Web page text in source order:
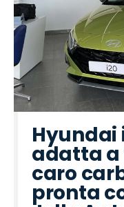
Hyundai
adatta a
caro
pronta